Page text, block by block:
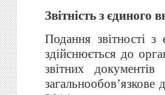
Звітність з єдиного
Подання звітності
здійснюється до
звітних